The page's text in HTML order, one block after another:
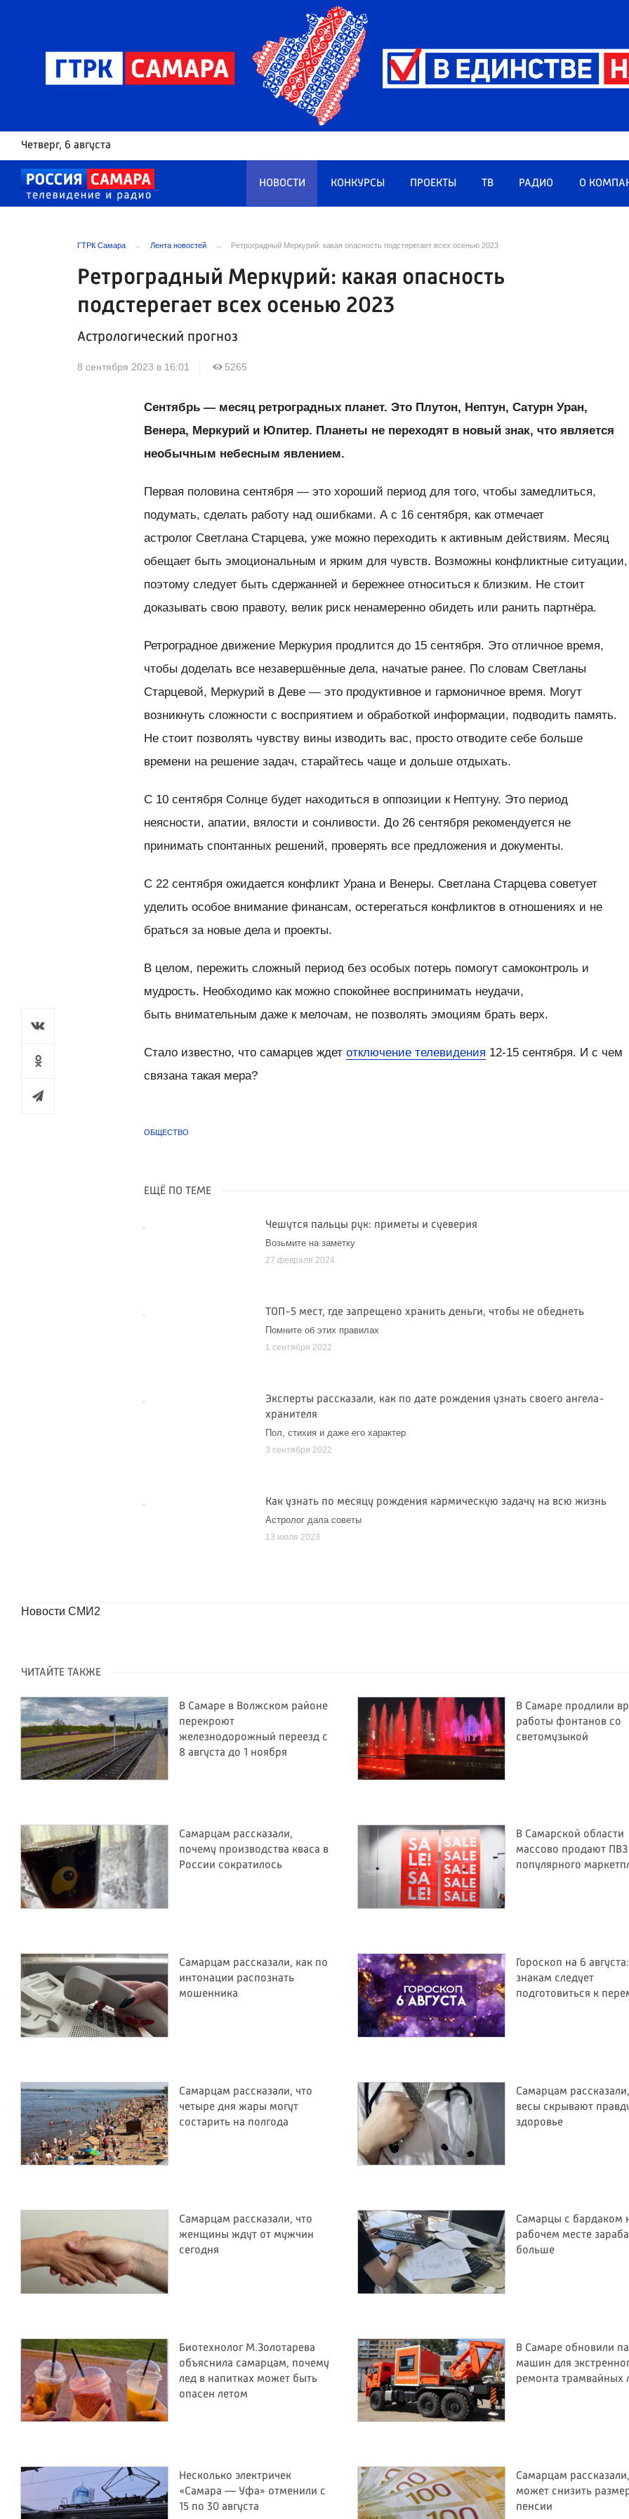
Четверг, 6 августа
НОВОСТИ КОНКУРСЫ ПРОЕКТЫ ТВ РАДИО О
ГТРК Самара Лента новостей Ретроградный Меркурий: какая опасность подстерегает всех осенью 2023
Ретроградный Меркурий: какая опасность
подстерегает всех осенью 2023
Астрологический прогноз
8 сентября 2023 в 16:01 5265
Сентябрь — месяц ретроградных планет. Это Плутон, Нептун, Сатурн Уран,
Венера, Меркурий и Юпитер. Планеты не переходят в новый знак, что является
необычным небесным явлением.
Первая половина сентября — это хороший период для того, чтобы замедлиться,
подумать, сделать работу над ошибками. А с 16 сентября, как отмечает
астролог Светлана Старцева, уже можно переходить к активным действиям. Месяц
обещает быть эмоциональным и ярким для чувств. Возможны конфликтные ситуации,
поэтому следует быть сдержанней и бережнее относиться к близким. Не стоит
доказывать свою правоту, велик риск ненамеренно обидеть или ранить партнёра.
Ретроградное движение Меркурия продлится до 15 сентября. Это отличное время,
чтобы доделать все незавершённые дела, начатые ранее. По словам Светланы
Старцевой, Меркурий в Деве — это продуктивное и гармоничное время. Могут
возникнуть сложности с восприятием и обработкой информации, подводить память.
Не стоит позволять чувству вины изводить вас, просто отводите себе больше
времени на решение задач, старайтесь чаще и дольше отдыхать.
С 10 сентября Солнце будет находиться в оппозиции к Нептуну. Это период
неясности, апатии, вялости и сонливости. До 26 сентября рекомендуется не
принимать спонтанных решений, проверять все предложения и документы.
С 22 сентября ожидается конфликт Урана и Венеры. Светлана Старцева советует
уделить особое внимание финансам, остерегаться конфликтов в отношениях и не
браться за новые дела и проекты.
В целом, пережить сложный период без особых потерь помогут самоконтроль и
мудрость. Необходимо как можно спокойнее воспринимать неудачи,
быть внимательным даже к мелочам, не позволять эмоциям брать верх.
Стало известно, что самарцев ждетотключение телевидения 12-15 сентября. И с чем
связана такая мера?
ОБЩЕСТВО
ЕЩЁ ПО ТЕМЕ
Чешутся пальцы рук: приметы и суеверия
Возьмите на заметку
27 февраля 2024
ТОП-5 мест, где запрещено хранить деньги, чтобы не обеднеть
Помните об этих правилах
1 сентября 2022
Эксперты рассказали, как по дате рождения узнать своего ангела-
хранителя
Пол, стихия и даже его характер
3 сентября 2022
Как узнать по месяцу рождения кармическую задачу на всю жизнь
Астролог дала советы
13 июля 2023
Новости СМИ2
ЧИТАЙТЕ ТАКЖЕ
В Самаре в Волжском районе
перекроют
железнодорожный переезд с
8 августа до 1 ноября
В Самаре продлили
работы фонтанов со
светомузыкой
Самарцам рассказали,
почему производства кваса в
России сократилось
В Самарской области
массово продают ПВЗ
популярного
Самарцам рассказали, как по
интонации распознать
мошенника
Гороскоп на 6
знакам следует
подготовиться к
Самарцам рассказали, что
четыре дня жары могут
состарить на полгода
Самарцам
весы скрывают
здоровье
Самарцам рассказали, что
женщины ждут от мужчин
сегодня
Самарцы с бардаком
рабочем месте
больше
Биотехнолог М.Золотарева
объяснила самарцам, почему
лед в напитках может быть
опасен летом
В Самаре обновили
машин для
ремонта трамвайных
Несколько электричек
«Самара — Уфа» отменили с
15 по 30 августа
Самарцам
может снизить
пенсии